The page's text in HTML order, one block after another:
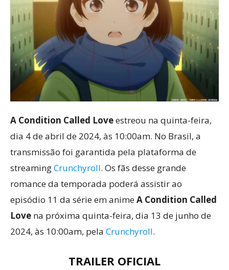
A Condition Called Loveestreou na quinta-feira,
dia 4 de abril de 2024, às 10:00am. No Brasil, a
transmissão foi garantida pela plataforma de
streamingCrunchyroll. Os fãs desse grande
romance da temporada poderá assistir ao
episódio 11 da série em animeA Condition Called
Love na próxima quinta-feira, dia 13 de junho de
2024, às 10:00am, pela Crunchyroll.
TRAILER OFICIAL